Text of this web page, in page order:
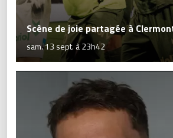
Scène de joie partagée à
sam. 13 sept. à 23h42